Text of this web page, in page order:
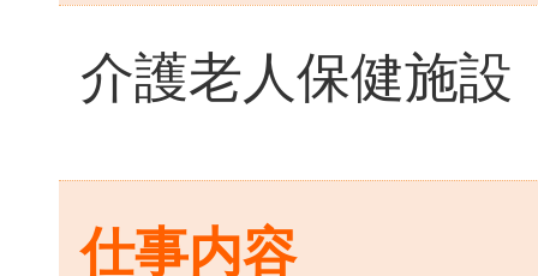
介護老人保健施設
仕事内容